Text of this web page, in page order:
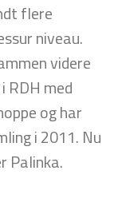
flere
niveau.
videre
RDH med
og har
i 2011. Nu
Palinka.